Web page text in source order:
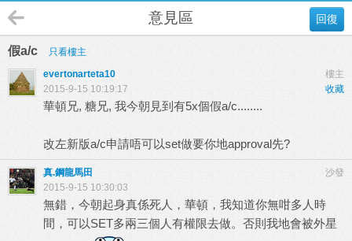
回復
意見區
假a/c
只看樓主
樓主
evertonarteta10
收藏
2015-9-15 10:19:17
華頓兄, 糖兄, 我今朝見到有5x個假a/c........
改左新版a/c申請唔可以set做要你地approval先?
沙發
真.鋼龍馬田
2015-9-15 10:30:03
無錯，今朝起身真係死人，華頓，我知道你無咁多人時
間，可以SET多兩三個人有權限去做。否則我地會被外星